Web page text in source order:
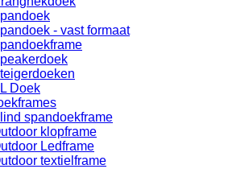
- vast formaat
Doek
spandoekframe
klopframe
Ledframe
textielframe